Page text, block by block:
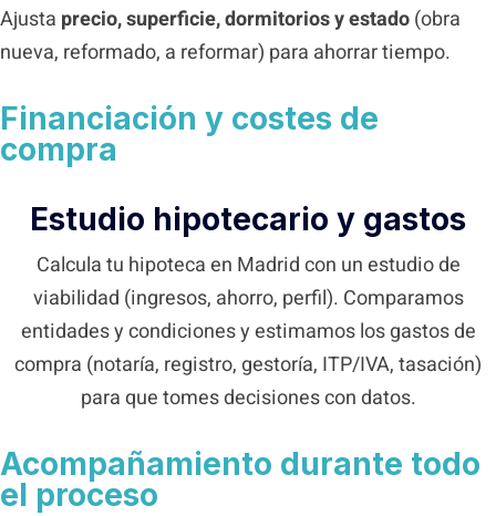
Ajusta precio, superficie, dormitorios y estado(obra
nueva, reformado, a reformar) para ahorrar tiempo.
Financiación y costes de
compra
Estudio hipotecario y gastos
Calcula tu hipoteca en Madrid con un estudio de
viabilidad (ingresos, ahorro, perfil). Comparamos
entidades y condiciones y estimamos los gastos de
compra (notaría, registro, gestoría, ITP/IVA, tasación)
para que tomes decisiones con datos.
Acompañamiento durante todo
el proceso